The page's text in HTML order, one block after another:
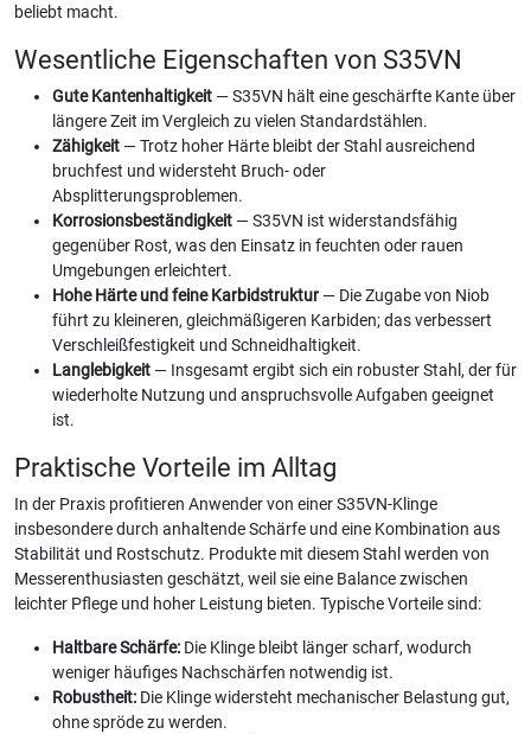
beliebt macht.
Wesentliche Eigenschaften von S35VN
Gute Kantenhaltigkeit — S35VN hält eine geschärfte Kante über
längere Zeit im Vergleich zu vielen Standardstählen.
Zähigkeit — Trotz hoher Härte bleibt der Stahl ausreichend
bruchfest und widersteht Bruch- oder
Absplitterungsproblemen.
Korrosionsbeständigkeit — S35VN ist widerstandsfähig
gegenüber Rost, was den Einsatz in feuchten oder rauen
Umgebungen erleichtert.
Hohe Härte und feine Karbidstruktur— Die Zugabe von Niob
führt zu kleineren, gleichmäßigeren Karbiden; das verbessert
Verschleißfestigkeit und Schneidhaltigkeit.
Langlebigkeit — Insgesamt ergibt sich ein robuster Stahl, der für
wiederholte Nutzung und anspruchsvolle Aufgaben geeignet
ist.
Praktische Vorteile im Alltag
In der Praxis profitieren Anwender von einer S35VN-Klinge
insbesondere durch anhaltende Schärfe und eine Kombination aus
Stabilität und Rostschutz. Produkte mit diesem Stahl werden von
Messerenthusiasten geschätzt, weil sie eine Balance zwischen
leichter Pflege und hoher Leistung bieten. Typische Vorteile sind:
Haltbare Schärfe: Die Klinge bleibt länger scharf, wodurch
weniger häufiges Nachschärfen notwendig ist.
Robustheit: Die Klinge widersteht mechanischer Belastung gut,
ohne spröde zu werden.